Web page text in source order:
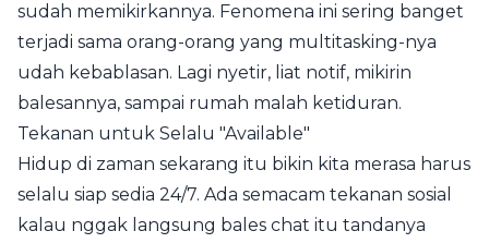
sudah memikirkannya. Fenomena ini sering banget
terjadi sama orang-orang yang multitasking-nya
udah kebablasan. Lagi nyetir, liat notif, mikirin
balesannya, sampai rumah malah ketiduran.
Tekanan untuk Selalu "Available"
Hidup di zaman sekarang itu bikin kita merasa harus
selalu siap sedia 24/7. Ada semacam tekanan sosial
kalau nggak langsung bales chat itu tandanya